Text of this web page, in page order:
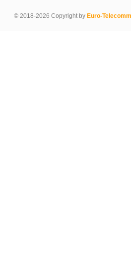
© 2018-2026 Copyright by Euro-